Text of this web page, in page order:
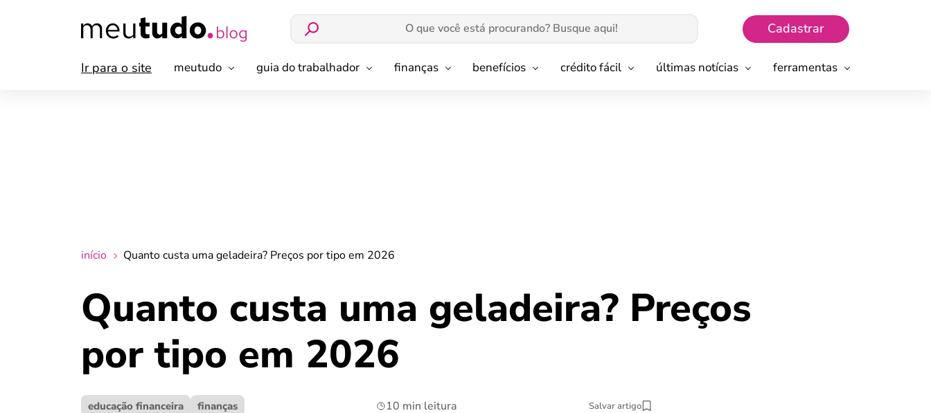
Cadastrar
Ir para o site meutudo guia do trabalhador finanças benefícios crédito fácil últimas notícias ferramentas
início Quanto custa uma geladeira? Preços por tipo em 2026
Quanto custa uma geladeira? Preços
por tipo em 2026
educação financeira finanças 10 min leitura Salvar artigo